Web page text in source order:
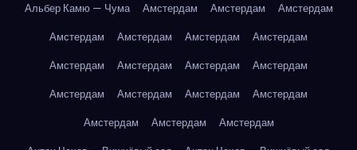
Альбер Камю — Чума
Амстердам Амстердам
Амстердам
Амстердам
Амстердам Амстердам
Амстердам
Амстердам
Амстердам Амстердам
Амстердам
Амстердам
Амстердам Амстердам
Амстердам
Амстердам
Амстердам
Амстердам